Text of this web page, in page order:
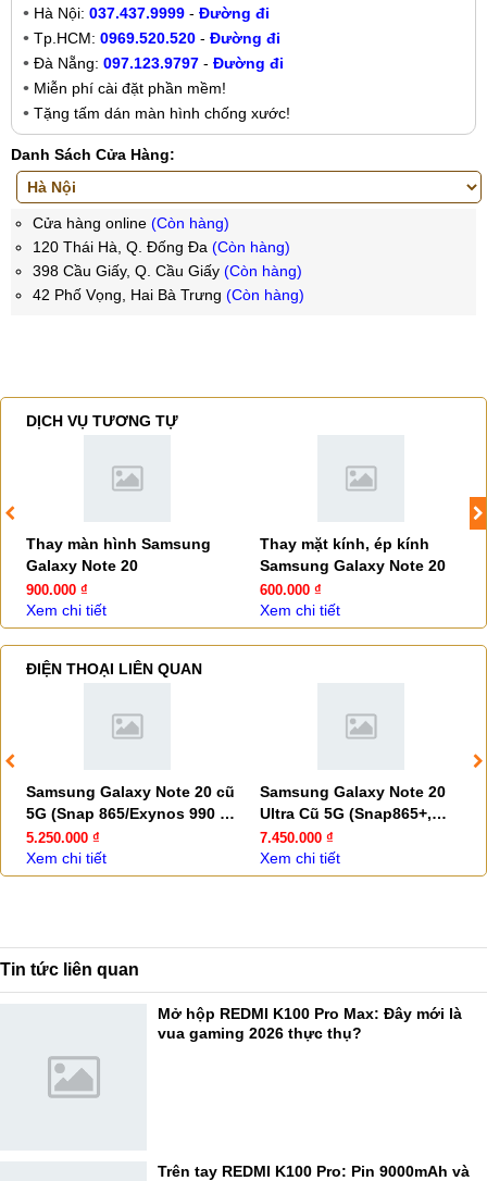
Hà Nội: 037.437.9999 - Đường đi
Tp.HCM: 0969.520.520 - Đường đi
Đà Nẵng: 097.123.9797 - Đường đi
Miễn phí cài đặt phần mềm!
Tặng tấm dán màn hình chống xước!
Danh Sách Cửa Hàng:
Cửa hàng online (Còn hàng)
120 Thái Hà, Q. Đống Đa (Còn hàng)
398 Cầu Giấy, Q. Cầu Giấy (Còn hàng)
42 Phố Vọng, Hai Bà Trưng (Còn hàng)
DỊCH VỤ TƯƠNG TỰ
Thay màn hình Samsung
Galaxy Note 20
900.000 ₫
Xem chi tiết
Thay mặt kính, ép kính
Samsung Galaxy Note 20
600.000 ₫
Xem chi tiết
ĐIỆN THOẠI LIÊN QUAN
Samsung Galaxy Note 20 cũ
5G (Snap 865/Exynos 990 -
99,9%)
5.250.000 ₫
Xem chi tiết
Samsung Galaxy Note 20
Ultra Cũ 5G (Snap865+,
Camera 108MP - 99.9%)
7.450.000 ₫
Xem chi tiết
Tin tức liên quan
Mở hộp REDMI K100 Pro Max: Đây mới là
vua gaming 2026 thực thụ?
Trên tay REDMI K100 Pro: Pin 9000mAh và